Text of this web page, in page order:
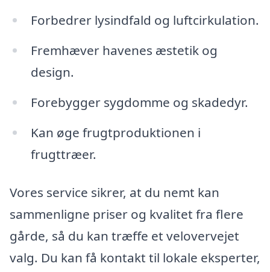
Forbedrer lysindfald og luftcirkulation.
Fremhæver havenes æstetik og
design.
Forebygger sygdomme og skadedyr.
Kan øge frugtproduktionen i
frugttræer.
Vores service sikrer, at du nemt kan
sammenligne priser og kvalitet fra flere
gårde, så du kan træffe et velovervejet
valg. Du kan få kontakt til lokale eksperter,